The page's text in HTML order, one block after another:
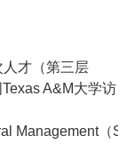
人才（第三层
Texas A&M大学访
Management（